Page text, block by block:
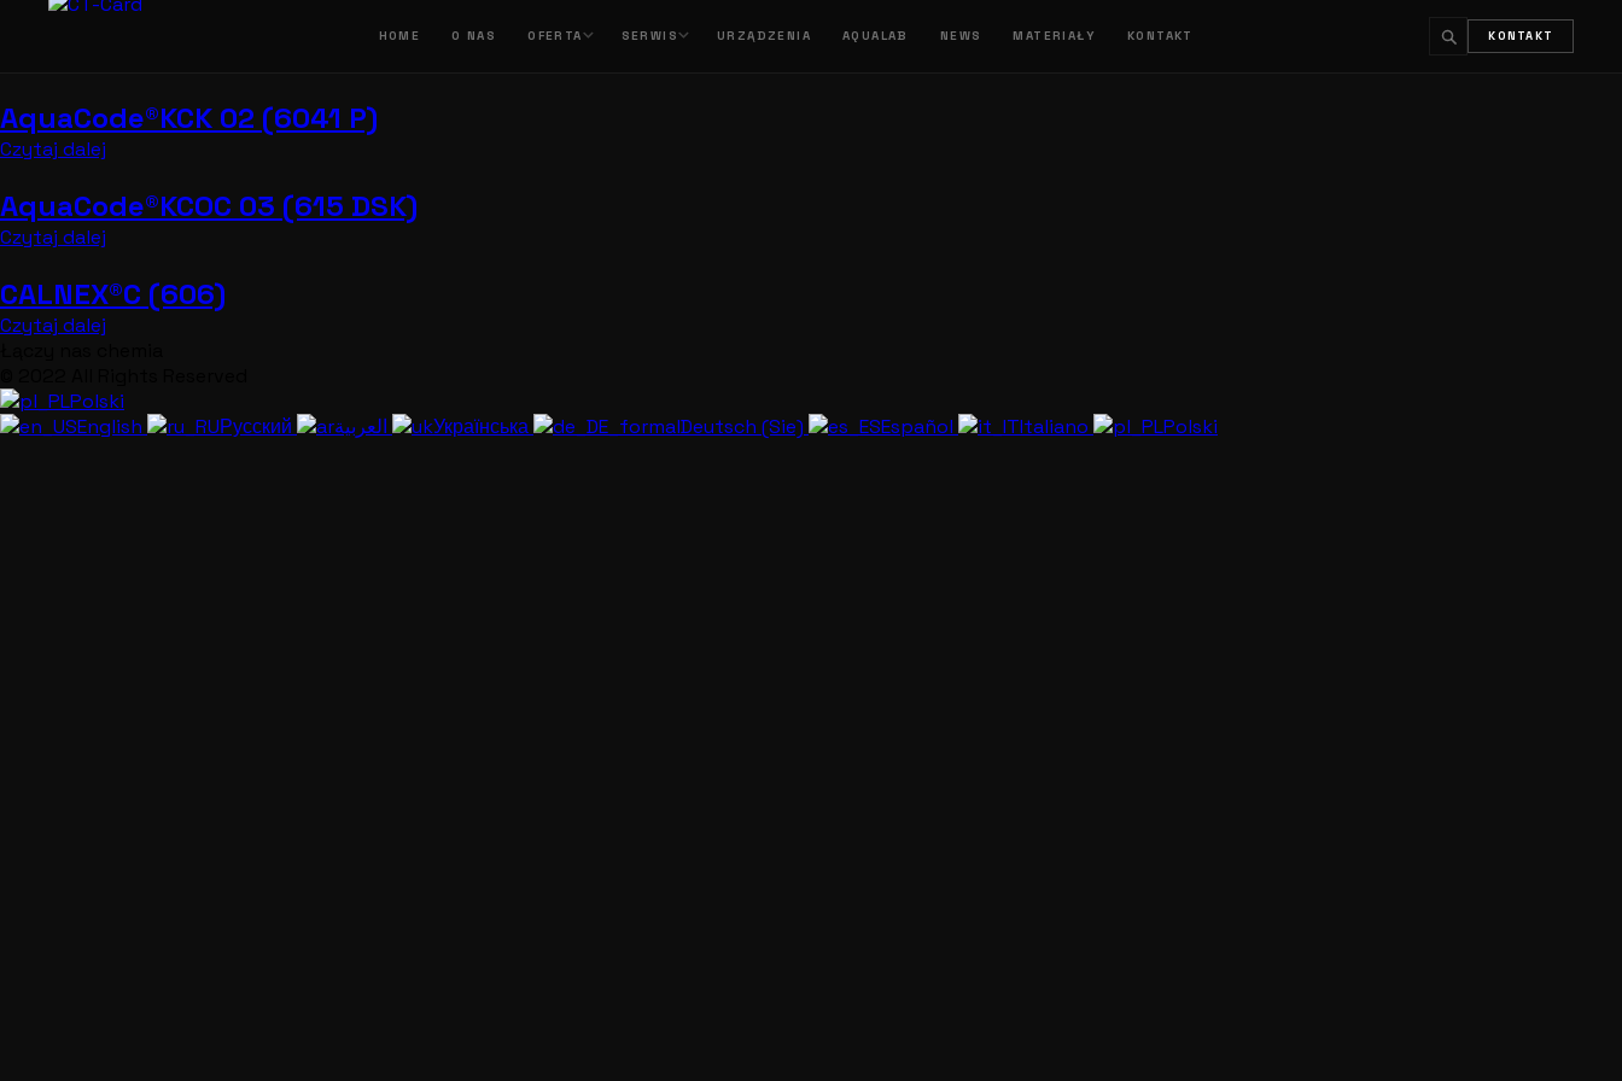
Przejdź
HOME O NAS OFERTA SERWIS URZĄDZENIA AQUALAB NEWS MATERIAŁY KONTAKT KONTAKT
AquaCode®KCK 02 (6041 P)
Czytaj dalej
AquaCode®KCOC 03 (615 DSK)
Czytaj dalej
CALNEX®C (606)
Czytaj dalej
Polski
English
Русский Українська Deutsch (Sie) Español Italiano Polski